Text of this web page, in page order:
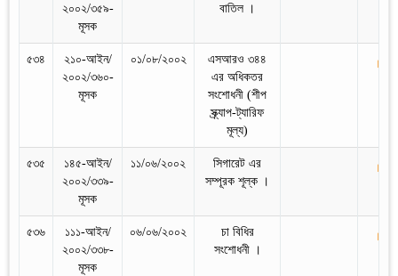
২০০২/৩৫৯-
মূসক
বাতিল ।
৫৩৪
২১০-আইন/
২০০২/৩৬০-
মূসক
০১/০৮/২০০২
এসআরও ৩৪৪
এর অধিকতর
সংশোধনী (শীপ
স্ক্র্যাপ-ট্যারিফ
মূল্য)
৫৩৫
১৪৫-আইন/
২০০২/৩৩৯-
মূসক
১১/০৬/২০০২
সিগারেট এর
সম্পূরক শূল্ক ।
৫৩৬
১১১-আইন/
২০০২/৩৩৮-
মূসক
০৬/০৬/২০০২
চা বিধির
সংশোধনী ।